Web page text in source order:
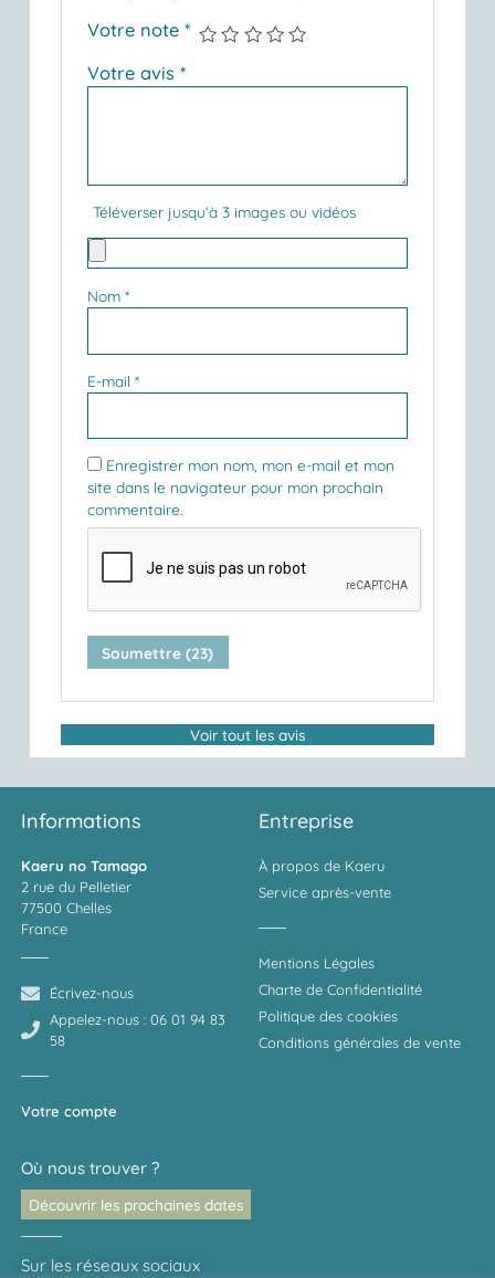
Votre note *
Votre avis *
Téléverser jusqu‘à 3 images ou vidéos
Nom *
E-mail *
Enregistrer mon nom, mon e-mail et mon
site dans le navigateur pour mon prochain
commentaire.
Voir tout les avis
Informations
Kaeru no Tamago
2 rue du Pelletier
77500 Chelles
France
Écrivez-nous
Appelez-nous : 06 01 94 83
58
Votre compte
Entreprise
À propos de Kaeru
Service après-vente
Mentions Légales
Charte de Confidentialité
Politique des cookies
Conditions générales de vente
Où nous trouver ?
Découvrir les prochaines dates
Sur les réseaux sociaux